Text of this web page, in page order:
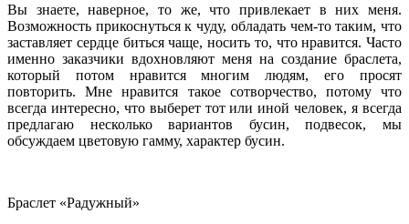
Вы знаете, наверное, то же, что привлекает в них меня.
Возможность прикоснуться к чуду, обладать чем-то таким, что
заставляет сердце биться чаще, носить то, что нравится. Часто
именно заказчики вдохновляют меня на создание браслета,
который потом нравится многим людям, его просят
повторить. Мне нравится такое сотворчество, потому что
всегда интересно, что выберет тот или иной человек, я всегда
предлагаю несколько вариантов бусин, подвесок, мы
обсуждаем цветовую гамму, характер бусин.
Браслет «Радужный»